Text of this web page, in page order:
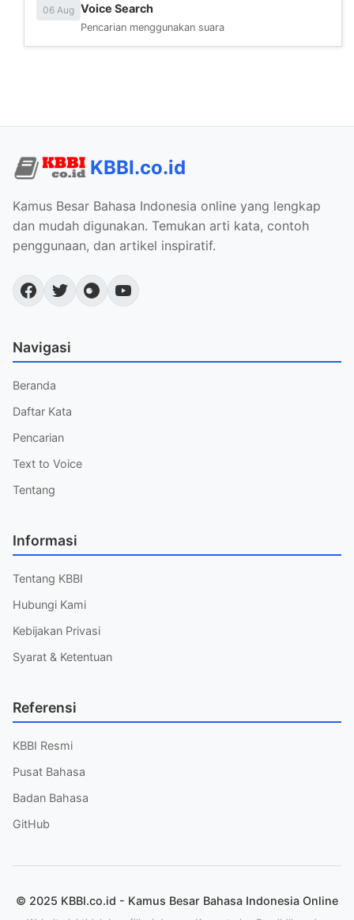
06 Aug Voice Search
Pencarian menggunakan suara
KBBI.co.id
Kamus Besar Bahasa Indonesia online yang lengkap
dan mudah digunakan. Temukan arti kata, contoh
penggunaan, dan artikel inspiratif.
Navigasi
Beranda
Daftar Kata
Pencarian
Text to Voice
Tentang
Informasi
Tentang KBBI
Hubungi Kami
Kebijakan Privasi
Syarat & Ketentuan
Referensi
KBBI Resmi
Pusat Bahasa
Badan Bahasa
GitHub
© 2025 KBBI.co.id - Kamus Besar Bahasa Indonesia Online